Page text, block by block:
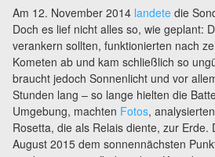
Am 12. November 2014 landetedie
Doch es lief nicht alles so, wie geplant:
verankern sollten, funktionierten nach
Kometen ab und kam schließlich so
braucht jedoch Sonnenlicht und vor
Stunden lang – so lange hielten die
Umgebung, machten Fotos,
Rosetta, die als Relais diente, zur
August 2015 dem sonnennächsten